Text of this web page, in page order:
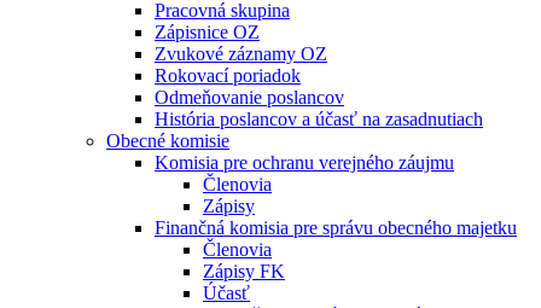
Pracovná skupina
Zápisnice OZ
Zvukové záznamy OZ
Rokovací poriadok
Odmeňovanie poslancov
História poslancov a účasť na zasadnutiach
Obecné komisie
Komisia pre ochranu verejného záujmu
Členovia
Zápisy
Finančná komisia pre správu obecného majetku
Členovia
Zápisy FK
Účasť